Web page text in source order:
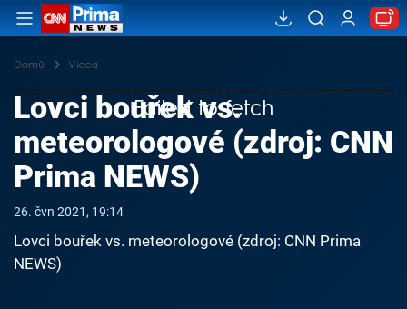
Domů Videa
Failed to fetch
Lovci bouřek vs.
meteorologové (zdroj: CNN
Prima NEWS)
26. čvn 2021, 19:14
Lovci bouřek vs. meteorologové (zdroj: CNN Prima
NEWS)